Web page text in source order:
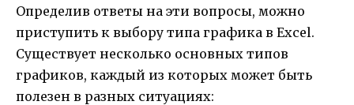
Определив ответы на эти вопросы, можно
приступить к выбору типа графика в Excel.
Существует несколько основных типов
графиков, каждый из которых может быть
полезен в разных ситуациях: